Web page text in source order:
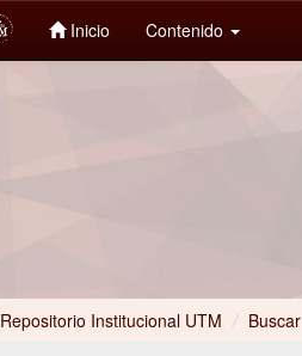
Inicio Contenido
Repositorio Institucional UTM / Buscar